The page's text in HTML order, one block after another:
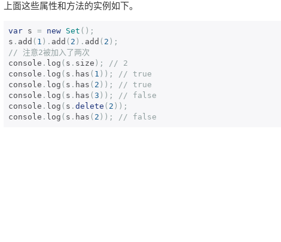
上面这些属性和方法的实例如下。
var s = new Set ();
s . add ( 1 ). add ( 2 ). add ( 2 );
// 注意2被加入了两次
console . log ( s . size );
// 2
console . log ( s . has ( 1 ));
// true
console . log ( s . has ( 2 ));
// true
console . log ( s . has ( 3 ));
// false
console . log ( s . delete ( 2 ));
console . log ( s . has ( 2 )); // false